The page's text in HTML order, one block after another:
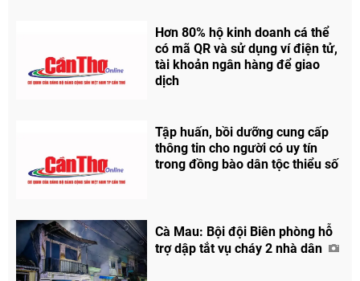
Chia sẻ
Facebook
Hơn 80% hộ kinh doanh cá thể
có mã QR và sử dụng ví điện tử,
tài khoản ngân hàng để giao
dịch
Tập huấn, bồi dưỡng cung cấp
thông tin cho người có uy tín
trong đồng bào dân tộc thiểu số
Cà Mau: Bội đội Biên phòng hỗ
trợ dập tắt vụ cháy 2 nhà dân